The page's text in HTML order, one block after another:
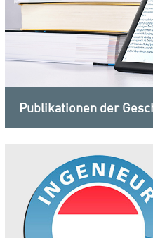
Publikationen der